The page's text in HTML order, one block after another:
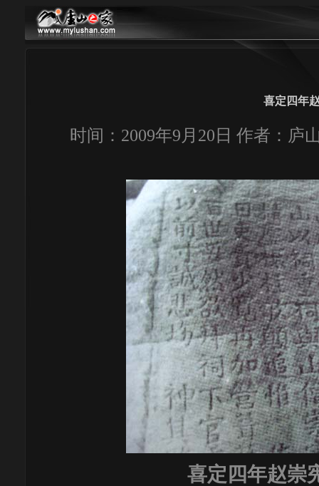
喜定四年
时间：2009年9月20日 作者：庐
喜定四年赵崇